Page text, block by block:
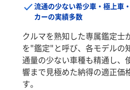
流通の少ない希少車・極上車
カーの実績多数
クルマを熟知した専属鑑定士
を"鑑定"と呼び、各モデルの
通量の少ない車種も精通し、
響まで見極めた納得の適正価
す。